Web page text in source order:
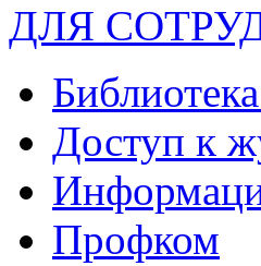
ДЛЯ
Доступ к
Профком